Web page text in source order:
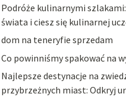
Podróże kulinarnymi
świata i ciesz się kulinarnej
dom na teneryfie sprzedam
Co powinniśmy spakować na
Najlepsze destynacje na
przybrzeżnych miast: Odkryj